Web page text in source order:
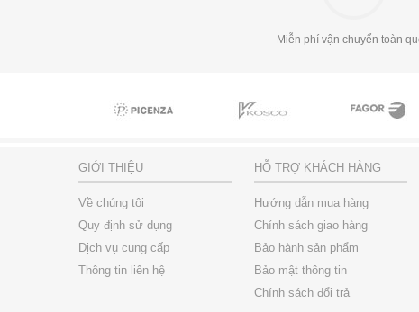
Miễn phí vận chuyển toàn
GIỚI THIỆU
Về chúng tôi
Quy định sử dụng
Dịch vụ cung cấp
Thông tin liên hệ
HỖ TRỢ KHÁCH HÀNG
Hướng dẫn mua hàng
Chính sách giao hàng
Bảo hành sản phẩm
Bảo mật thông tin
Chính sách đổi trả